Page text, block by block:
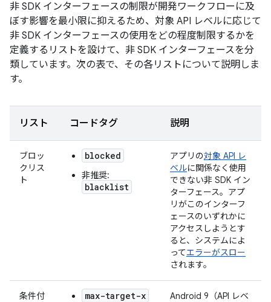
非 SDK インターフェースの制限が開発ワークフローに及
ぼす影響を最小限に抑えるため、対象 API レベルに応じて
非 SDK インターフェースの使用をどの程度制限するかを
定義するリストを設けて、非 SDK インターフェースを分
類しています。次の表で、その各リストについて説明しま
す。
リスト コードタグ 説明
ブロッ
クリス
ト
blocked
非推奨:
blacklist
アプリの対象 API レ
ベルに関係なく使用
できない非 SDK イン
ターフェース。アプ
リがこのインターフ
ェースのいずれかに
アクセスしようとす
ると、システムによ
ってエラーがスロー
されます。
条件付
max-target-x
Android 9（API レベ